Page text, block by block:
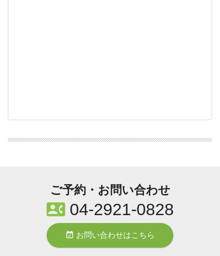
ご予約・お問い合わせ
contact_phone04-2921-0828
event_available お問い合わせはこちら